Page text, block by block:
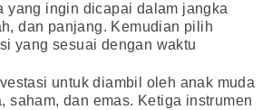
yang ingin dicapai dalam jangka
dan panjang. Kemudian pilih
yang sesuai dengan waktu
untuk diambil oleh anak muda
saham, dan emas. Ketiga instrumen